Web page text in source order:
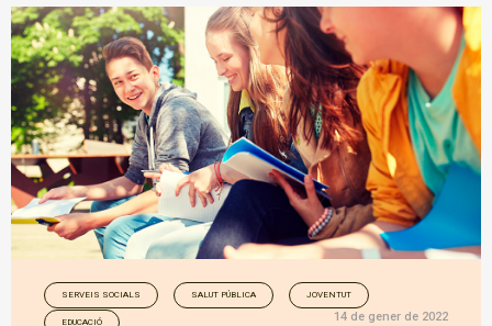
SERVEIS SOCIALS SALUT PÚBLICA JOVENTUT
EDUCACIÓ 14 de gener de 2022